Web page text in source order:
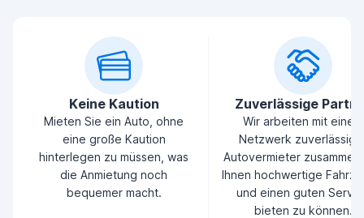
Keine Kaution
Mieten Sie ein Auto, ohne
eine große Kaution
hinterlegen zu müssen, was
die Anmietung noch
bequemer macht.
Zuverlässige
Wir arbeiten mit einem
Netzwerk
Autovermieter
Ihnen hochwertige
und einen guten
bieten zu können.